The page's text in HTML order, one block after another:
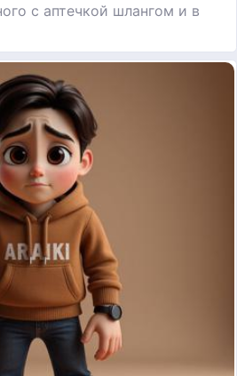
с аптечкой шлангом и в